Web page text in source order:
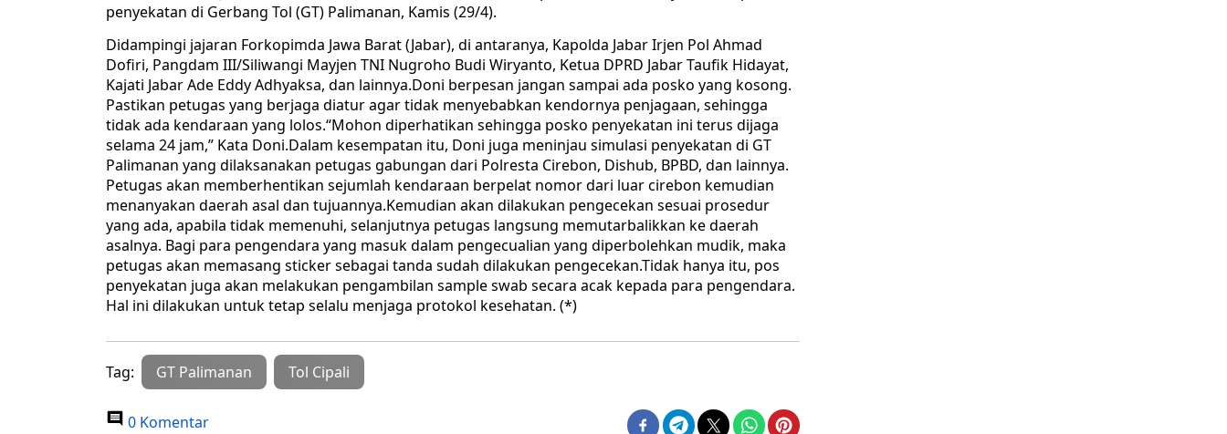
penyekatan di Gerbang Tol (GT) Palimanan, Kamis (29/4).
Didampingi jajaran Forkopimda Jawa Barat (Jabar), di antaranya, Kapolda Jabar Irjen Pol Ahmad
Dofiri, Pangdam III/Siliwangi Mayjen TNI Nugroho Budi Wiryanto, Ketua DPRD Jabar Taufik Hidayat,
Kajati Jabar Ade Eddy Adhyaksa, dan lainnya.Doni berpesan jangan sampai ada posko yang kosong.
Pastikan petugas yang berjaga diatur agar tidak menyebabkan kendornya penjagaan, sehingga
tidak ada kendaraan yang lolos.“Mohon diperhatikan sehingga posko penyekatan ini terus dijaga
selama 24 jam,” Kata Doni.Dalam kesempatan itu, Doni juga meninjau simulasi penyekatan di GT
Palimanan yang dilaksanakan petugas gabungan dari Polresta Cirebon, Dishub, BPBD, dan lainnya.
Petugas akan memberhentikan sejumlah kendaraan berpelat nomor dari luar cirebon kemudian
menanyakan daerah asal dan tujuannya.Kemudian akan dilakukan pengecekan sesuai prosedur
yang ada, apabila tidak memenuhi, selanjutnya petugas langsung memutarbalikkan ke daerah
asalnya. Bagi para pengendara yang masuk dalam pengecualian yang diperbolehkan mudik, maka
petugas akan memasang sticker sebagai tanda sudah dilakukan pengecekan.Tidak hanya itu, pos
penyekatan juga akan melakukan pengambilan sample swab secara acak kepada para pengendara.
Hal ini dilakukan untuk tetap selalu menjaga protokol kesehatan. (*)
Tag: GT Palimanan Tol Cipali
0 Komentar